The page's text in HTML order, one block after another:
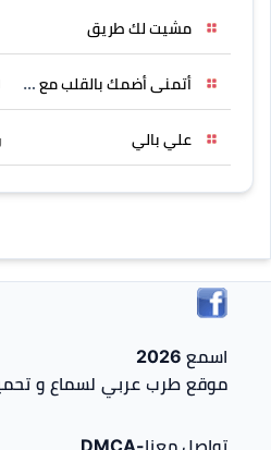
مشيت لك طريق
أتمنى أضمك بالقلب مع حسين
علي بالي
اسمع 2026
موقع طرب عربي لسماع و
تواصل معنا-DMCA